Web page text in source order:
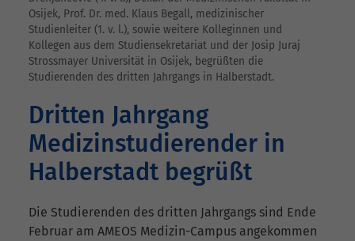
Osijek, Prof. Dr. med. Klaus Begall, medizinischer
Studienleiter (1. v. l.), sowie weitere Kolleginnen und
Kollegen aus dem Studiensekretariat und der Josip Juraj
Strossmayer Universität in Osijek, begrüßten die
Studierenden des dritten Jahrgangs in Halberstadt.
Dritten Jahrgang
Medizinstudierender in
Halberstadt begrüßt
Die Studierenden des dritten Jahrgangs sind Ende
Februar am AMEOS Medizin-Campus angekommen